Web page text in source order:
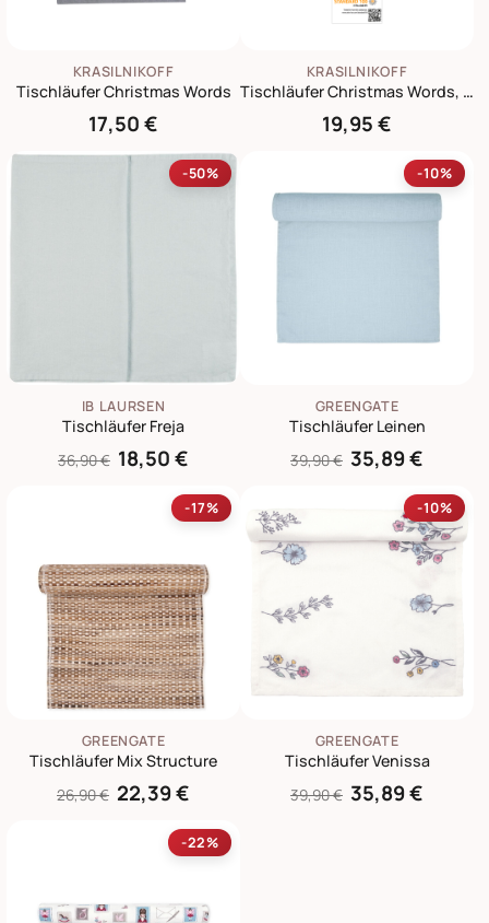
KRASILNIKOFF
Tischläufer Christmas Words
17,50 €
KRASILNIKOFF
Tischläufer Christmas Words, Weiß
19,95 €
-50%
IB LAURSEN
Tischläufer Freja
36,90 € 18,50 €
-10%
GREENGATE
Tischläufer Leinen
39,90 € 35,89 €
-17%
GREENGATE
Tischläufer Mix Structure
26,90 € 22,39 €
-10%
GREENGATE
Tischläufer Venissa
39,90 € 35,89 €
-22%